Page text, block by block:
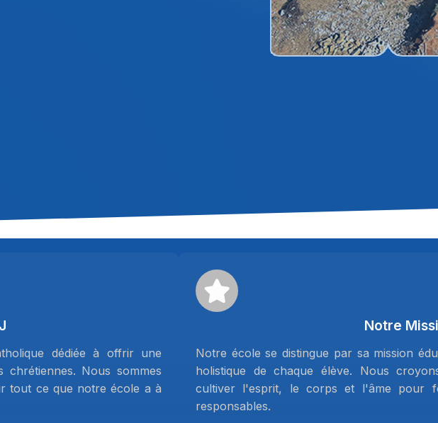
dédiée à offrir une
chrétiennes. Nous sommes
tout ce que notre école a à
Notre
Notre école se distingue par sa mission
holistique de chaque élève. Nous
cultiver l'esprit, le corps et l'âme pour
responsables.